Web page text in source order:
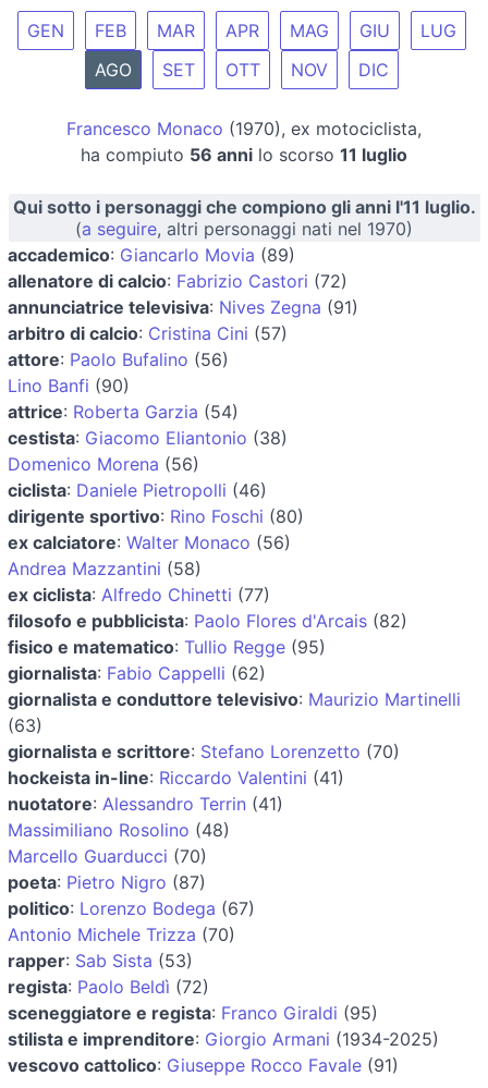
GEN FEB MAR APR MAG GIU
LUG
AGO
SET OTT NOV DIC
Francesco Monaco (1970), ex motociclista,
ha compiuto 56 anni lo scorso 11 luglio
Qui sotto i personaggi che compiono gli anni l'11 luglio.
(a seguire, altri personaggi nati nel 1970)
accademico: Giancarlo Movia (89)
allenatore di calcio: Fabrizio Castori (72)
annunciatrice televisiva: Nives Zegna (91)
arbitro di calcio: Cristina Cini (57)
attore: Paolo Bufalino (56)
Lino Banfi (90)
attrice: Roberta Garzia (54)
cestista: Giacomo Eliantonio (38)
Domenico Morena (56)
ciclista: Daniele Pietropolli (46)
dirigente sportivo: Rino Foschi (80)
ex calciatore: Walter Monaco (56)
Andrea Mazzantini (58)
ex ciclista: Alfredo Chinetti (77)
filosofo e pubblicista: Paolo Flores d'Arcais (82)
fisico e matematico: Tullio Regge (95)
giornalista: Fabio Cappelli (62)
giornalista e conduttore televisivo: Maurizio Martinelli
(63)
giornalista e scrittore: Stefano Lorenzetto (70)
hockeista in-line: Riccardo Valentini (41)
nuotatore: Alessandro Terrin (41)
Massimiliano Rosolino (48)
Marcello Guarducci (70)
poeta: Pietro Nigro (87)
politico: Lorenzo Bodega (67)
Antonio Michele Trizza (70)
rapper: Sab Sista (53)
regista: Paolo Beldì (72)
sceneggiatore e regista: Franco Giraldi (95)
stilista e imprenditore: Giorgio Armani (1934-2025)
vescovo cattolico: Giuseppe Rocco Favale (91)